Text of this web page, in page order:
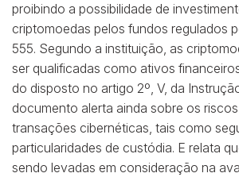
proibindo a possibilidade de
criptomoedas pelos fundos regulados
555. Segundo a instituição, as
ser qualificadas como ativos
do disposto no artigo 2º, V, da
documento alerta ainda sobre os
transações cibernéticas, tais como
particularidades de custódia. E relata
sendo levadas em consideração na